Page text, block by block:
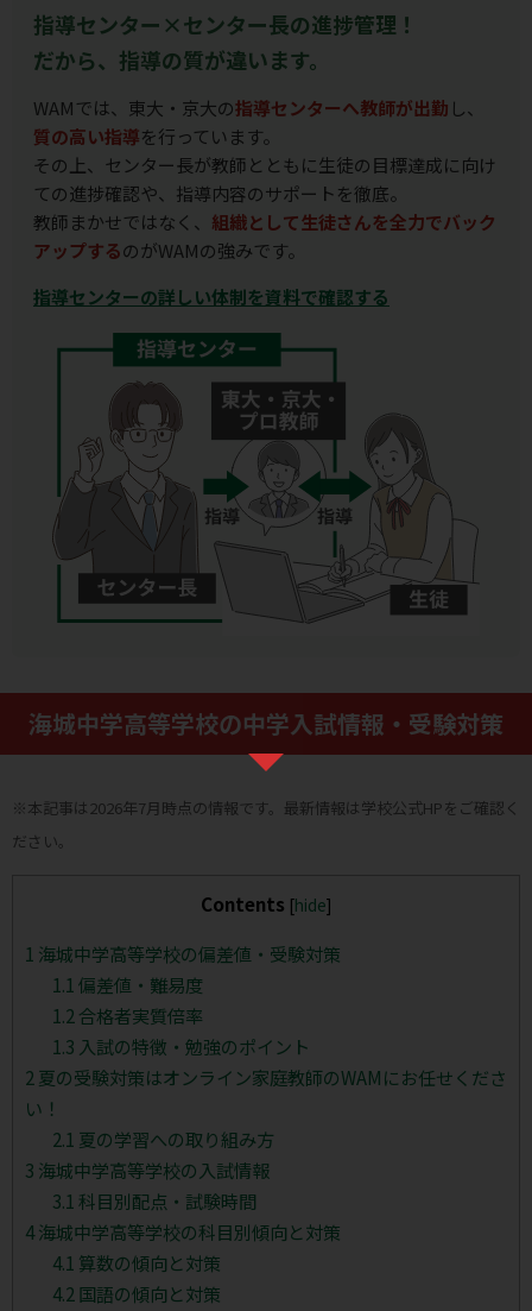
指導センター×センター長の進捗管理！
だから、指導の質が違います。
WAMでは、東大・京大の指導センターへ教師が出勤 し、
質の高い指導を行っています。
その上、センター長が教師とともに生徒の目標達成に向け
ての進捗確認や、指導内容のサポートを徹底。
教師まかせではなく、 組織として生徒さんを全力でバック
アップするのがWAMの強みです。
指導センターの詳しい体制を資料で確認する
海城中学高等学校の中学入試情報・受験対策
※本記事は2026年7月時点の情報です。最新情報は学校公式HPをご確認く
ださい。
Contents [hide]
1 海城中学高等学校の偏差値・受験対策
1.1 偏差値・難易度
1.2 合格者実質倍率
1.3 入試の特徴・勉強のポイント
2 夏の受験対策はオンライン家庭教師のWAMにお任せくださ
い！
2.1 夏の学習への取り組み方
3 海城中学高等学校の入試情報
3.1 科目別配点・試験時間
4海城中学高等学校の科目別傾向と対策
4.1 算数の傾向と対策
4.2 国語の傾向と対策